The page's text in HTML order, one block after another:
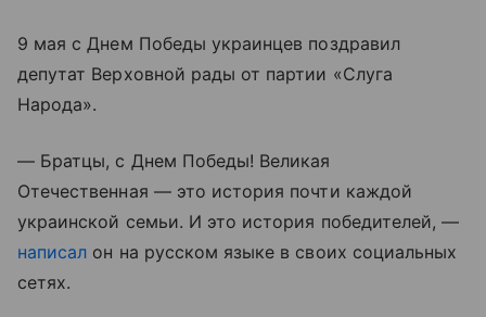
9 мая с Днем Победы украинцев поздравил
депутат Верховной рады от партии «Слуга
Народа».
— Братцы, с Днем Победы! Великая
Отечественная — это история почти каждой
украинской семьи. И это история победителей, —
написал он на русском языке в своих социальных
сетях.